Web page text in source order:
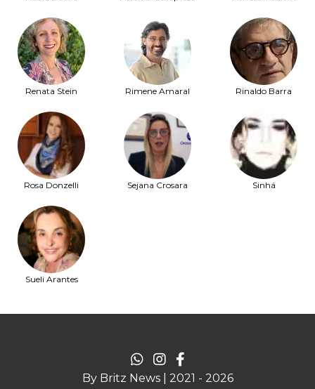
Renata Stein Rimene Amaral Rinaldo Barra
Rosa Donzelli Sejana Crosara Sinhá
Sueli Arantes
By Britz News | 2021 - 2026